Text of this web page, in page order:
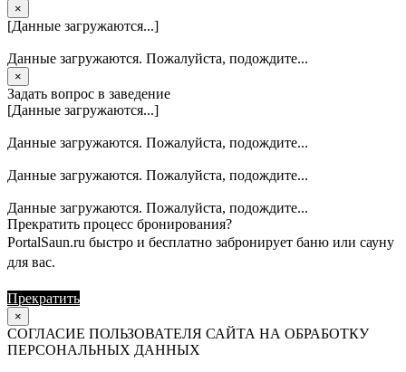
×
[Данные загружаются...]
Данные загружаются. Пожалуйста, подождите...
×
Задать вопрос в заведение
[Данные загружаются...]
Данные загружаются. Пожалуйста, подождите...
Данные загружаются. Пожалуйста, подождите...
Данные загружаются. Пожалуйста, подождите...
Прекратить процесс бронирования?
PortalSaun.ru быстро и бесплатно забронирует баню или сауну
для вас.
Прекратить
×
СОГЛАСИЕ ПОЛЬЗОВАТЕЛЯ САЙТА НА ОБРАБОТКУ
ПЕРСОНАЛЬНЫХ ДАННЫХ